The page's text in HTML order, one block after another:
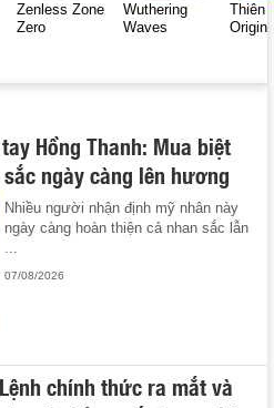
Zenless Zone
Zero
Wuthering
Waves
Thiên
Origin
Hồng Thanh: Mua biệt
ngày càng lên hương
Nhiều người nhận định mỹ nhân này
ngày càng hoàn thiện cả nhan sắc lẫn
...
07/08/2026
chính thức ra mắt và